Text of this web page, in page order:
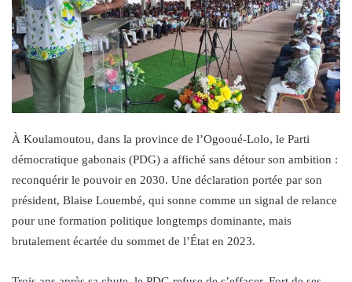
À Koulamoutou, dans la province de l’Ogooué-Lolo, le Parti
démocratique gabonais (PDG) a affiché sans détour son ambition :
reconquérir le pouvoir en 2030. Une déclaration portée par son
président, Blaise Louembé, qui sonne comme un signal de relance
pour une formation politique longtemps dominante, mais
brutalement écartée du sommet de l’État en 2023.